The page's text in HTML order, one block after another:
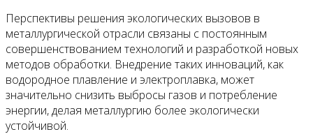
Перспективы решения экологических вызовов в
металлургической отрасли связаны с постоянным
совершенствованием технологий и разработкой новых
методов обработки. Внедрение таких инноваций, как
водородное плавление и электроплавка, может
значительно снизить выбросы газов и потребление
энергии, делая металлургию более экологически
устойчивой.